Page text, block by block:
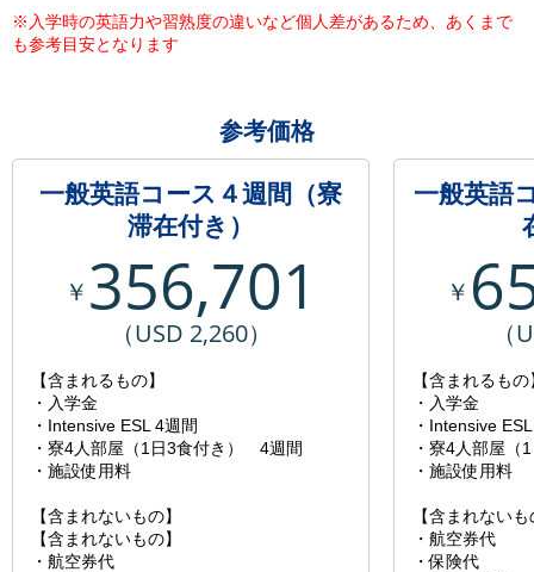
※入学時の英語力や習熟度の違いなど個人差があるため、あくまで
も参考目安となります
参考価格
一般英語コース４週間（寮
滞在付き）
￥ 356,701
（USD 2,260）
【含まれるもの】
・入学金
・Intensive ESL 4週間
・寮4人部屋（1日3食付き） 4週間
・施設使用料
【含まれないもの】
【含まれないもの】
・航空券代
一般英語
￥
【含まれるもの
・入学金
・Intensive
・寮4人部屋
・施設使用料
【含まれない
・航空券代
・保険代